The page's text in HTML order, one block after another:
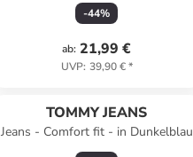
-44%
ab: 21,99 €
UVP: 39,90 €*
TOMMY JEANS
Jeans - Comfort fit - in Dunkelblau